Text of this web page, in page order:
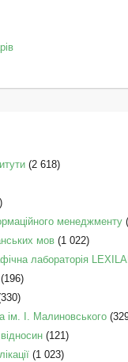
(2 618)
менеджменту
мов(1 022)
лабораторія
ім. І. Малиновського
(121)
(1 023)